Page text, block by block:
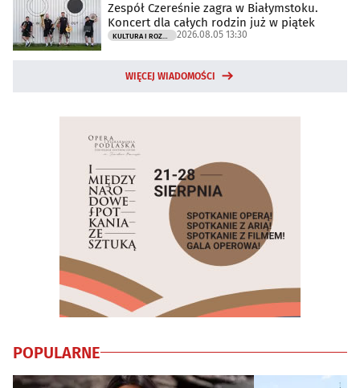
Zespół Czereśnie zagra w Białymstoku.
Koncert dla całych rodzin już w piątek
KULTURA I ROZRYWKA 2026.08.05 13:30
WIĘCEJ WIADOMOŚCI
POPULARNE